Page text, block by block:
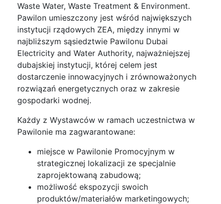
Waste Water, Waste Treatment & Environment.
Pawilon umieszczony jest wśród największych
instytucji rządowych ZEA, między innymi w
najbliższym sąsiedztwie Pawilonu Dubai
Electricity and Water Authority, najważniejszej
dubajskiej instytucji, której celem jest
dostarczenie innowacyjnych i zrównoważonych
rozwiązań energetycznych oraz w zakresie
gospodarki wodnej.
Każdy z Wystawców w ramach uczestnictwa w
Pawilonie ma zagwarantowane:
miejsce w Pawilonie Promocyjnym w
strategicznej lokalizacji ze specjalnie
zaprojektowaną zabudową;
możliwość ekspozycji swoich
produktów/materiałów marketingowych;